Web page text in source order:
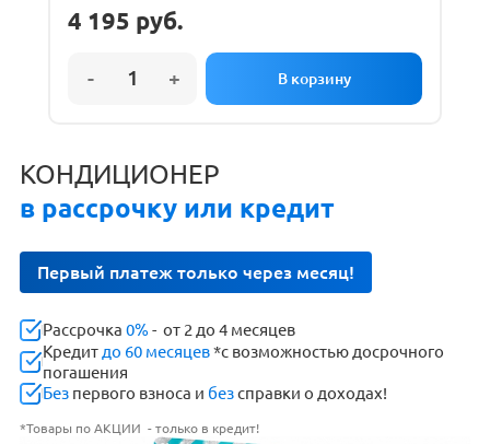
4 195 руб.
КОНДИЦИОНЕР
в рассрочку или кредит
Первый платеж только через месяц!
Рассрочка0% - от 2 до 4 месяцев
Кредит до 60 месяцев*с возможностью досрочного
погашения
Без первого взноса и безсправки о доходах!
*Товары по АКЦИИ - только в кредит!